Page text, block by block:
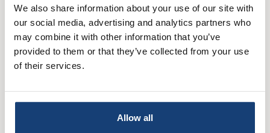
We also share information about your use of our site with
our social media, advertising and analytics partners who
may combine it with other information that you’ve
provided to them or that they’ve collected from your use
of their services.
Allow all
Direct in je mandje bij:
1
1